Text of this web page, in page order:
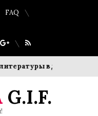
FAQ
в дипломной
G.I.F.